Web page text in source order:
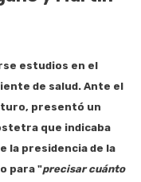
estudios en el
de salud. Ante el
presentó un
que indicaba
la presidencia de la
para "precisar cuánto